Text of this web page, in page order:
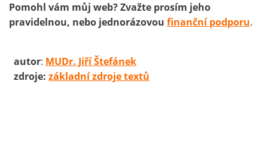
Pomohl vám můj web? Zvažte prosím jeho
pravidelnou, nebo jednorázovou finanční podporu.
autor: MUDr. Jiří Štefánek
zdroje: základní zdroje textů